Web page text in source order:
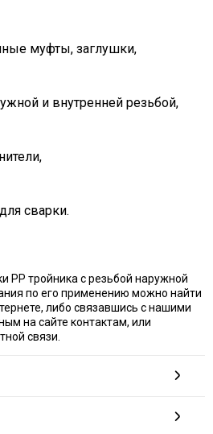
муфты, заглушки,
и внутренней резьбой,
сварки.
PP тройника с резьбой наружной
по его применению можно найти
либо связавшись с нашими
на сайте контактам, или
связи.